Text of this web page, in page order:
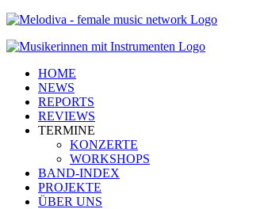
HOME
NEWS
REPORTS
REVIEWS
TERMINE
KONZERTE
WORKSHOPS
BAND-INDEX
PROJEKTE
ÜBER UNS